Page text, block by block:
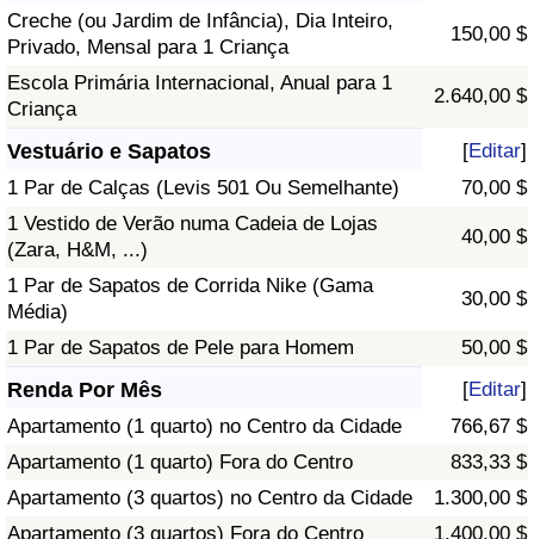
Creche (ou Jardim de Infância), Dia Inteiro,
Privado, Mensal para 1 Criança
150,00 $
Escola Primária Internacional, Anual para 1
Criança
2.640,00 $
Vestuário e Sapatos [Editar]
1 Par de Calças (Levis 501 Ou Semelhante)
70,00 $
1 Vestido de Verão numa Cadeia de Lojas
(Zara, H&M, ...)
40,00 $
1 Par de Sapatos de Corrida Nike (Gama
Média)
30,00 $
1 Par de Sapatos de Pele para Homem 50,00 $
Renda Por Mês [Editar]
Apartamento (1 quarto) no Centro da Cidade
766,67 $
Apartamento (1 quarto) Fora do Centro
833,33 $
Apartamento (3 quartos) no Centro da Cidade
1.300,00 $
Apartamento (3 quartos) Fora do Centro
1.400,00 $